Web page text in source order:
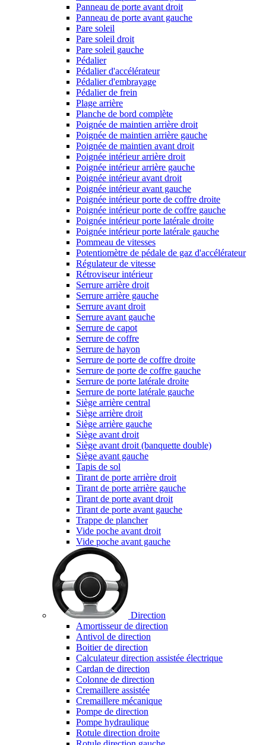
Panneau de porte avant droit
Panneau de porte avant gauche
Pare soleil
Pare soleil droit
Pare soleil gauche
Pédalier
Pédalier d'accélérateur
Pédalier d'embrayage
Pédalier de frein
Plage arrière
Planche de bord complète
Poignée de maintien arrière droit
Poignée de maintien arrière gauche
Poignée de maintien avant droit
Poignée intérieur arrière droit
Poignée intérieur arrière gauche
Poignée intérieur avant droit
Poignée intérieur avant gauche
Poignée intérieur porte de coffre droite
Poignée intérieur porte de coffre gauche
Poignée intérieur porte latérale droite
Poignée intérieur porte latérale gauche
Pommeau de vitesses
Potentiomètre de pédale de gaz d'accélérateur
Régulateur de vitesse
Rétroviseur intérieur
Serrure arrière droit
Serrure arrière gauche
Serrure avant droit
Serrure avant gauche
Serrure de capot
Serrure de coffre
Serrure de hayon
Serrure de porte de coffre droite
Serrure de porte de coffre gauche
Serrure de porte latérale droite
Serrure de porte latérale gauche
Siège arrière central
Siège arrière droit
Siège arrière gauche
Siège avant droit
Siège avant droit (banquette double)
Siège avant gauche
Tapis de sol
Tirant de porte arrière droit
Tirant de porte arrière gauche
Tirant de porte avant droit
Tirant de porte avant gauche
Trappe de plancher
Vide poche avant droit
Vide poche avant gauche
Direction
Amortisseur de direction
Antivol de direction
Boitier de direction
Calculateur direction assistée électrique
Cardan de direction
Colonne de direction
Cremaillere assistée
Cremaillere mécanique
Pompe de direction
Pompe hydraulique
Rotule direction droite